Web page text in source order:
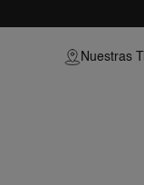
Nuestras